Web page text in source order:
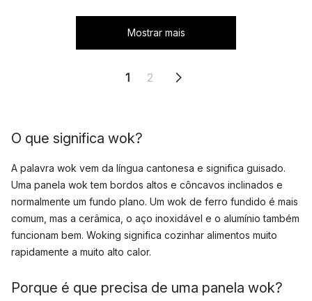
Mostrar mais
1 2
O que significa wok?
A palavra wok vem da língua cantonesa e significa guisado.
Uma panela wok tem bordos altos e côncavos inclinados e
normalmente um fundo plano. Um wok de ferro fundido é mais
comum, mas a cerâmica, o aço inoxidável e o alumínio também
funcionam bem. Woking significa cozinhar alimentos muito
rapidamente a muito alto calor.
Porque é que precisa de uma panela wok?